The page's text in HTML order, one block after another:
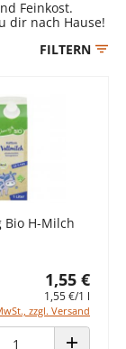
Feinkost.
dir nach Hause!
FILTERN
Bio H-Milch
1,55 €
1,55 €/1 l
zzgl. Versand